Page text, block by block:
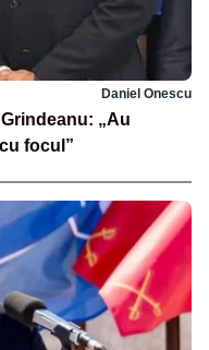
Daniel Onescu
„Au
focul”